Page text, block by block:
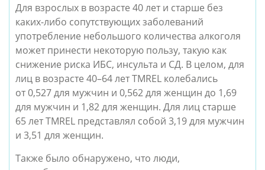
Для взрослых в возрасте 40 лет и старше без
каких-либо сопутствующих заболеваний
употребление небольшого количества алкоголя
может принести некоторую пользу, такую как
снижение риска ИБС, инсульта и СД. В целом, для
лиц в возрасте 40–64 лет TMREL колебались
от 0,527 для мужчин и 0,562 для женщин до 1,69
для мужчин и 1,82 для женщин. Для лиц старше
65 лет TMREL представлял собой 3,19 для мужчин
и 3,51 для женщин.
Также было обнаружено, что люди,